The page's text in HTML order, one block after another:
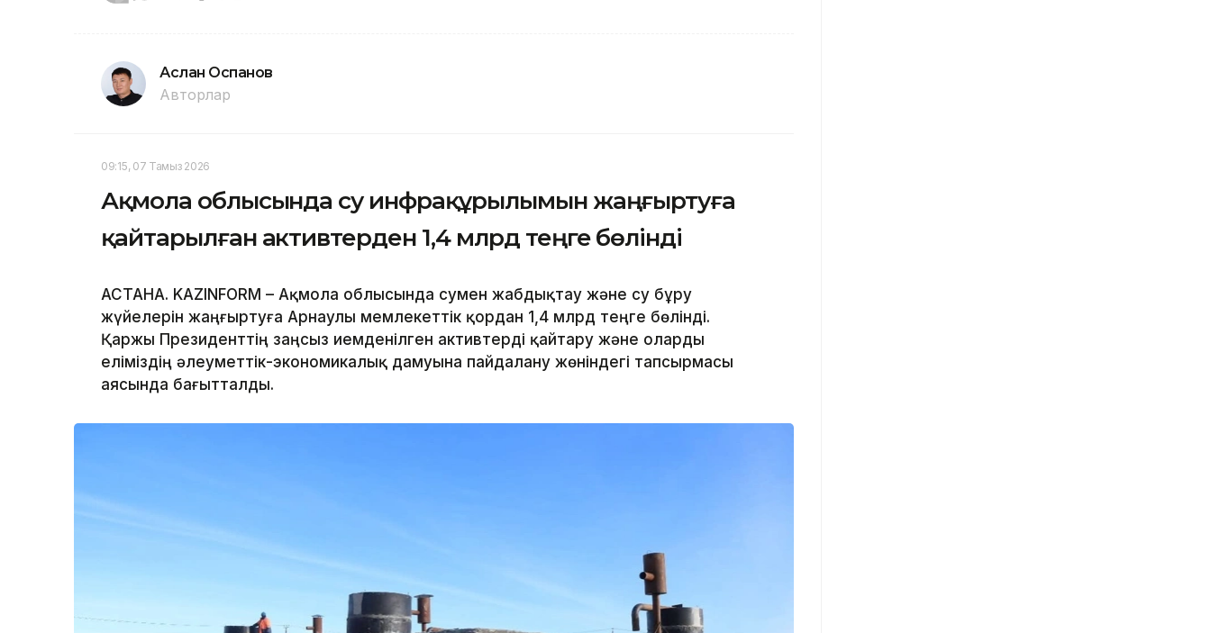
Аслан Оспанов
Авторлар
09:15, 07 Тамыз 2026
Ақмола облысында су инфрақұрылымын жаңғыртуға
қайтарылған активтерден 1,4 млрд теңге бөлінді
АСТАНА. KAZINFORM – Ақмола облысында сумен жабдықтау және су бұру
жүйелерін жаңғыртуға Арнаулы мемлекеттік қордан 1,4 млрд теңге бөлінді.
Қаржы Президенттің заңсыз иемденілген активтерді қайтару және оларды
еліміздің әлеуметтік-экономикалық дамуына пайдалану жөніндегі тапсырмасы
аясында бағытталды.